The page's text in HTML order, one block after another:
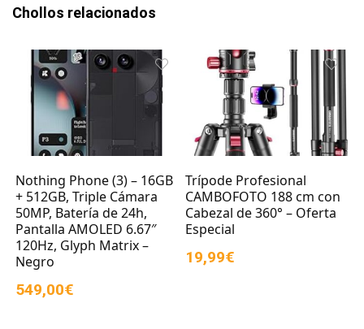
Chollos relacionados
Nothing Phone (3) – 16GB
+ 512GB, Triple Cámara
50MP, Batería de 24h,
Pantalla AMOLED 6.67″
120Hz, Glyph Matrix –
Negro
549,00€
Trípode Profesional
CAMBOFOTO 188 cm con
Cabezal de 360° – Oferta
Especial
19,99€